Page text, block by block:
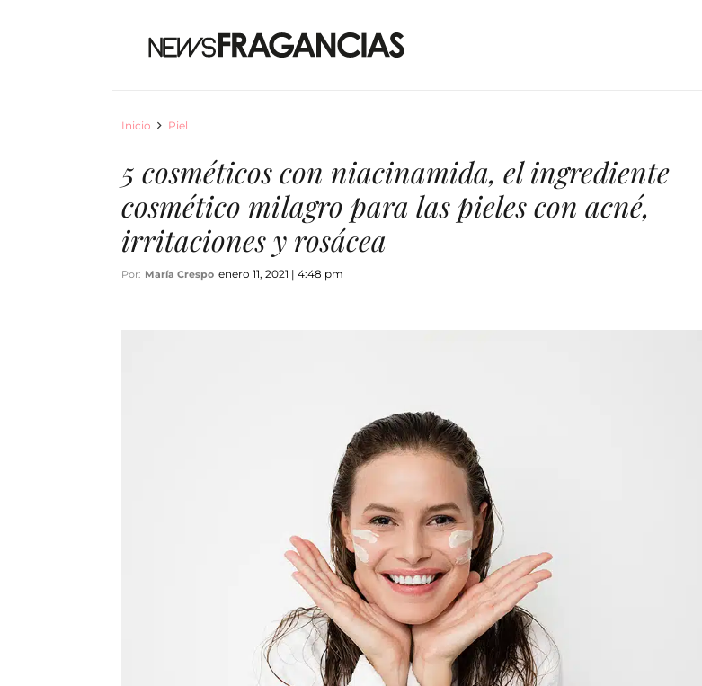
Inicio Piel
5 cosméticos con niacinamida, el ingrediente
cosmético milagro para las pieles con acné,
irritaciones y rosácea
Por: María Crespo enero 11, 2021 | 4:48 pm